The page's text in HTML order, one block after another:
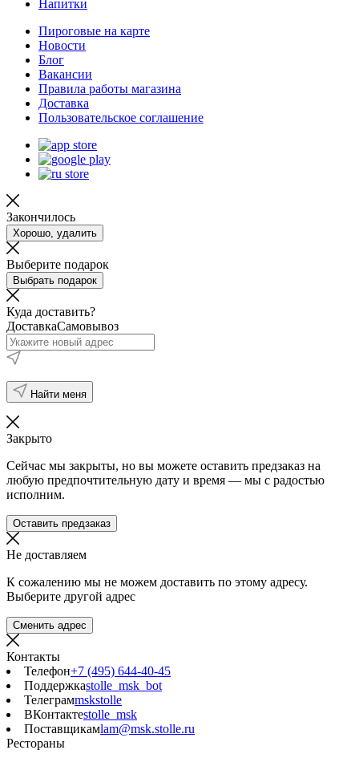
Напитки
Пироговые на карте
Новости
Блог
Вакансии
Правила работы магазина
Доставка
Пользовательское соглашение
Закончилось
Хорошо, удалить
Выберите подарок
Выбрать подарок
Куда доставить?
ДоставкаСамовывоз
Найти меня
Закрыто
Сейчас мы закрыты, но вы можете оставить предзаказ на
любую предпочтительную дату и время — мы с радостью
исполним.
Оставить предзаказ
Не доставляем
К сожалению мы не можем доставить по этому адресу.
Выберите другой адрес
Сменить адрес
Контакты
Телефон+7 (495) 644-40-45
Поддержкаstolle_msk_bot
Телеграмmskstolle
ВКонтактеstolle_msk
Поставщикамlam@msk.stolle.ru
Рестораны